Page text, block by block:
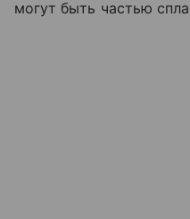
могут быть частью